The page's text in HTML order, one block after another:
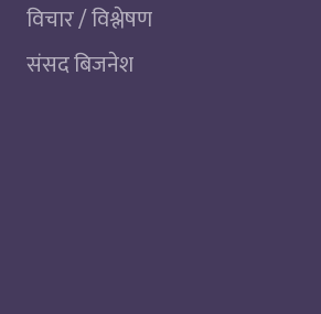
विचार / विश्लेषण
संसद बिजनेश